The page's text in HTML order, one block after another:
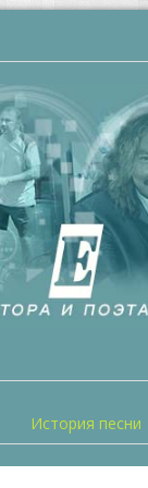
История песни